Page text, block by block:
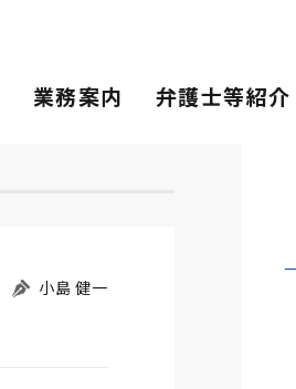
業務案内 弁護士等紹介
小島 健一